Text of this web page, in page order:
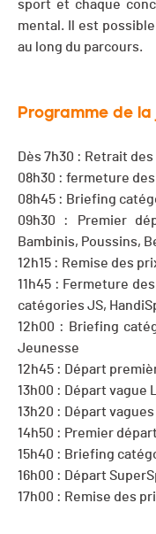
sport et chaque
mental. Il est possible
au long du parcours.
Programme de
Dès 7h30 : Retrait
08h30 : fermeture
08h45 : Briefing
09h30 : Premier
Bambinis, Poussins,
12h15 : Remise des
11h45 : Fermeture
catégories JS,
12h00 : Briefing
Jeunesse
12h45 : Départ
13h00 : Départ vague
13h20 : Départ
14h50 : Premier
15h40 : Briefing
16h00 : Départ
17h00 : Remise des